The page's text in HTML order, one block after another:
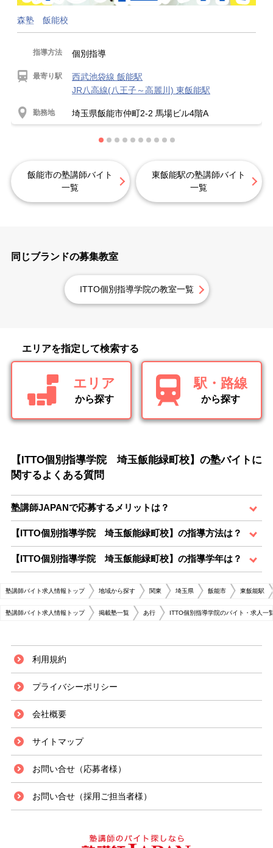
森塾 飯能校
指導方法 個別指導
最寄り駅
西武池袋線 飯能駅
JR八高線(八王子～高麗川) 東飯能駅
勤務地 埼玉県飯能市仲町2-2 馬場ビル4階A
飯能市の塾講師バイト
一覧
東飯能駅の塾講師バイト
一覧
同じブランドの募集教室
ITTO個別指導学院の教室一覧
エリアを指定して検索する
エリア
から探す
駅・路線
から探す
【ITTO個別指導学院 埼玉飯能緑町校】の塾バイトに
関するよくある質問
塾講師JAPANで応募するメリットは？
【ITTO個別指導学院 埼玉飯能緑町校】の指導方法は？
【ITTO個別指導学院 埼玉飯能緑町校】の指導学年は？
塾講師バイト求人情報トップ 地域から探す 関東 埼玉県 飯能市 東飯能駅
塾講師バイト求人情報トップ 掲載塾一覧 あ行 ITTO個別指導学院のバイト・求人一
利用規約
プライバシーポリシー
会社概要
サイトマップ
お問い合せ（応募者様）
お問い合せ（採用ご担当者様）